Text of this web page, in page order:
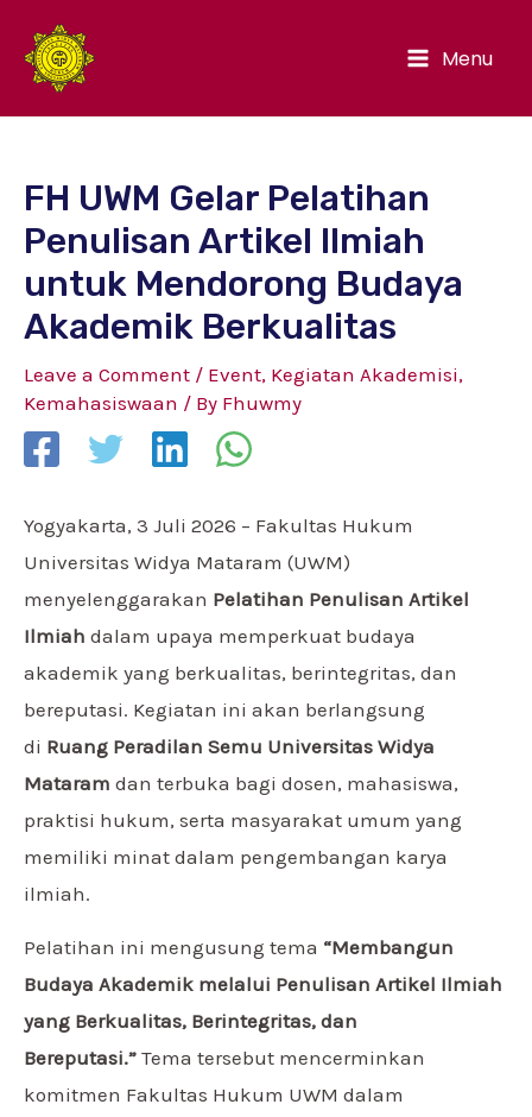
Menu
FH UWM Gelar Pelatihan
Penulisan Artikel Ilmiah
untuk Mendorong Budaya
Akademik Berkualitas
Leave a Comment / Event, Kegiatan Akademisi,
Kemahasiswaan / By Fhuwmy
Yogyakarta, 3 Juli 2026 – Fakultas Hukum
Universitas Widya Mataram (UWM)
menyelenggarakan Pelatihan Penulisan Artikel
Ilmiah dalam upaya memperkuat budaya
akademik yang berkualitas, berintegritas, dan
bereputasi. Kegiatan ini akan berlangsung
di Ruang Peradilan Semu Universitas Widya
Mataram dan terbuka bagi dosen, mahasiswa,
praktisi hukum, serta masyarakat umum yang
memiliki minat dalam pengembangan karya
ilmiah.
Pelatihan ini mengusung tema “Membangun
Budaya Akademik melalui Penulisan Artikel Ilmiah
yang Berkualitas, Berintegritas, dan
Bereputasi.” Tema tersebut mencerminkan
komitmen Fakultas Hukum UWM dalam